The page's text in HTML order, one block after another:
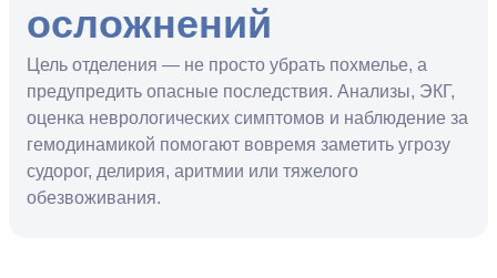
осложнений
Цель отделения — не просто убрать похмелье, а
предупредить опасные последствия. Анализы, ЭКГ,
оценка неврологических симптомов и наблюдение за
гемодинамикой помогают вовремя заметить угрозу
судорог, делирия, аритмии или тяжелого
обезвоживания.